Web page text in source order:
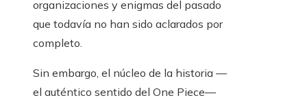
organizaciones y enigmas del pasado
que todavía no han sido aclarados por
completo.
Sin embargo, el núcleo de la historia —
el auténtico sentido del One Piece—